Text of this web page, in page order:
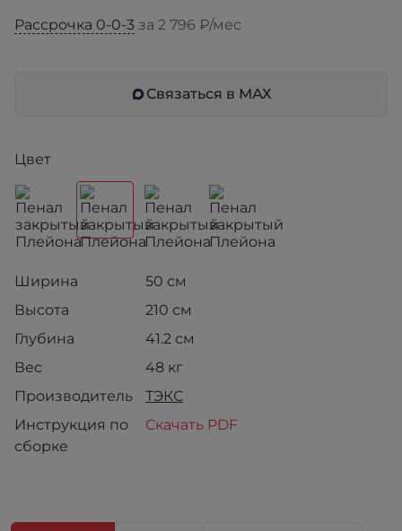
Рассрочка 0-0-3 за 2 796 ₽/мес
Связаться в МАХ
Цвет
Ширина
50 см
Высота
210 см
Глубина
41.2 см
Вес
48 кг
Производитель
ТЭКС
Инструкция по
сборке
Скачать PDF